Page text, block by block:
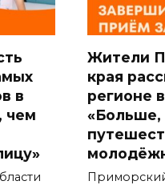
в
чем
Жители
края
регионе
«Больше,